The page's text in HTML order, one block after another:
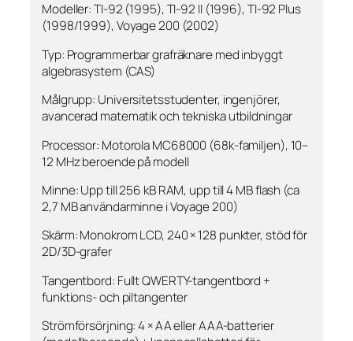
Modeller: TI-92 (1995), TI-92 II (1996), TI-92 Plus
(1998/1999), Voyage 200 (2002)
Typ: Programmerbar grafräknare med inbyggt
algebra­system (CAS)
Målgrupp: Universitetsstudenter, ingenjörer,
avancerad matematik och tekniska utbildningar
Processor: Motorola MC68000 (68k-familjen), 10–
12 MHz beroende på modell
Minne: Upp till 256 kB RAM, upp till 4 MB flash (ca
2,7 MB användarminne i Voyage 200)
Skärm: Monokrom LCD, 240 × 128 punkter, stöd för
2D/3D-grafer
Tangentbord: Fullt QWERTY-tangentbord +
funktions- och piltangenter
Strömförsörjning: 4 × AA eller AAA-batterier